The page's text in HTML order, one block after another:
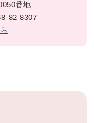
番地
82-8307